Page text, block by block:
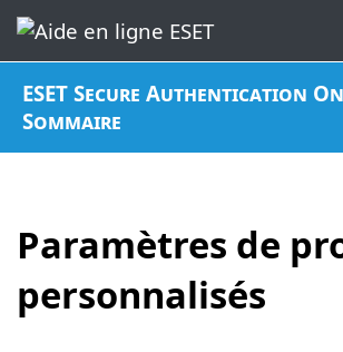
ESET Secure Authentication
Sommaire
Paramètres de
personnalisés